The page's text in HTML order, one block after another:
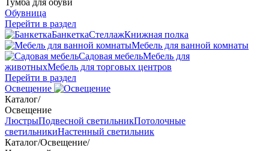
Тумба для обуви
Обувница
Перейти в раздел
БанкеткаСтеллажКнижная полка
Мебель для ванной комнаты
Садовая мебельМебель для
животныхМебель для торговых центров
Перейти в раздел
Освещение
Каталог/
Освещение
ЛюстрыПодвесной светильникПотолочные
светильникиНастенный светильник
Каталог/Освещение/